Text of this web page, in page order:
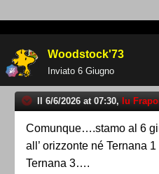
Woodstock'73
Inviato 6 Giugno
Il 6/6/2026 at 07:30, lu
Comunque….stamo al 6
all’ orizzonte né Ternana
Ternana 3….